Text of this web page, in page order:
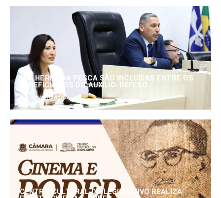
MULHERES DA PESCA SÃO INCLUÍDAS ENTRE OS
BENEFICIÁRIOS DO AUXÍLIO-DEFESO
30/06/2026
CENTRO CULTURAL DO LEGISLATIVO REALIZA